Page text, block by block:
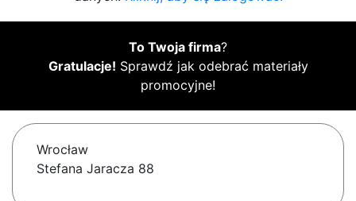
To Twoja firma?
Gratulacje! Sprawdź jak odebrać materiały
promocyjne!
Wrocław
Stefana Jaracza 88